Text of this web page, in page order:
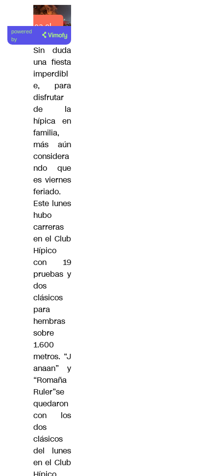
Lea el
artículo
powered
by
Sin duda
una fiesta
imperdibl
e, para
disfrutar
de la
hípica en
familia,
más aún
considera
ndo que
es viernes
feriado.
Este lunes
hubo
carreras
en el Club
Hípico
con 19
pruebas y
dos
clásicos
para
hembras
sobre
1.600
metros. “J
anaan” y
“Romaña
Ruler”se
quedaron
con los
dos
clásicos
del lunes
en el Club